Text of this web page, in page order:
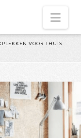
VOOR THUIS